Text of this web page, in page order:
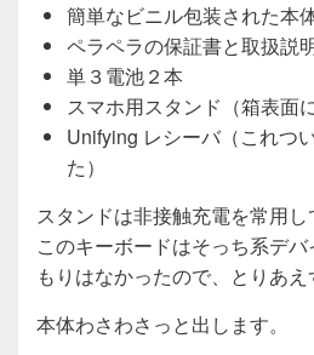
簡単なビニル包装された本
ペラペラの保証書と取扱説
単３電池２本
スマホ用スタンド（箱表面
Unifying レシーバ（これつ
た）
スタンドは非接触充電を常用
このキーボードはそっち系デ
もりはなかったので、とりあえ
本体わさわさっと出します。